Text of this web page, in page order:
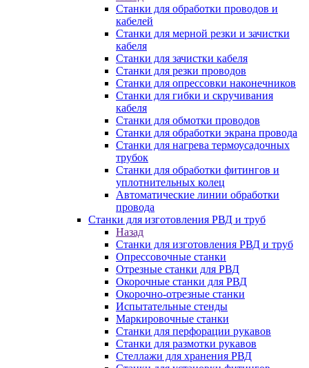
Станки для обработки проводов и
кабелей
Станки для мерной резки и зачистки
кабеля
Станки для зачистки кабеля
Станки для резки проводов
Станки для опрессовки наконечников
Станки для гибки и скручивания
кабеля
Станки для обмотки проводов
Станки для обработки экрана провода
Станки для нагрева термоусадочных
трубок
Станки для обработки фитингов и
уплотнительных колец
Автоматические линии обработки
провода
Станки для изготовления РВД и труб
Назад
Станки для изготовления РВД и труб
Опрессовочные станки
Отрезные станки для РВД
Окорочные станки для РВД
Окорочно-отрезные станки
Испытательные стенды
Маркировочные станки
Станки для перфорации рукавов
Станки для размотки рукавов
Стеллажи для хранения РВД